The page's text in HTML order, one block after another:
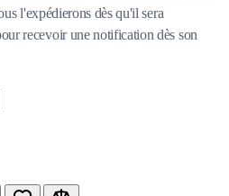
l'expédierons dès qu'il sera
recevoir une notification dès son